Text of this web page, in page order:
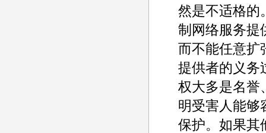
然是不适格的
制网络服务提
而不能任意扩
提供者的义务
权大多是名誉
明受害人能够
保护。如果其